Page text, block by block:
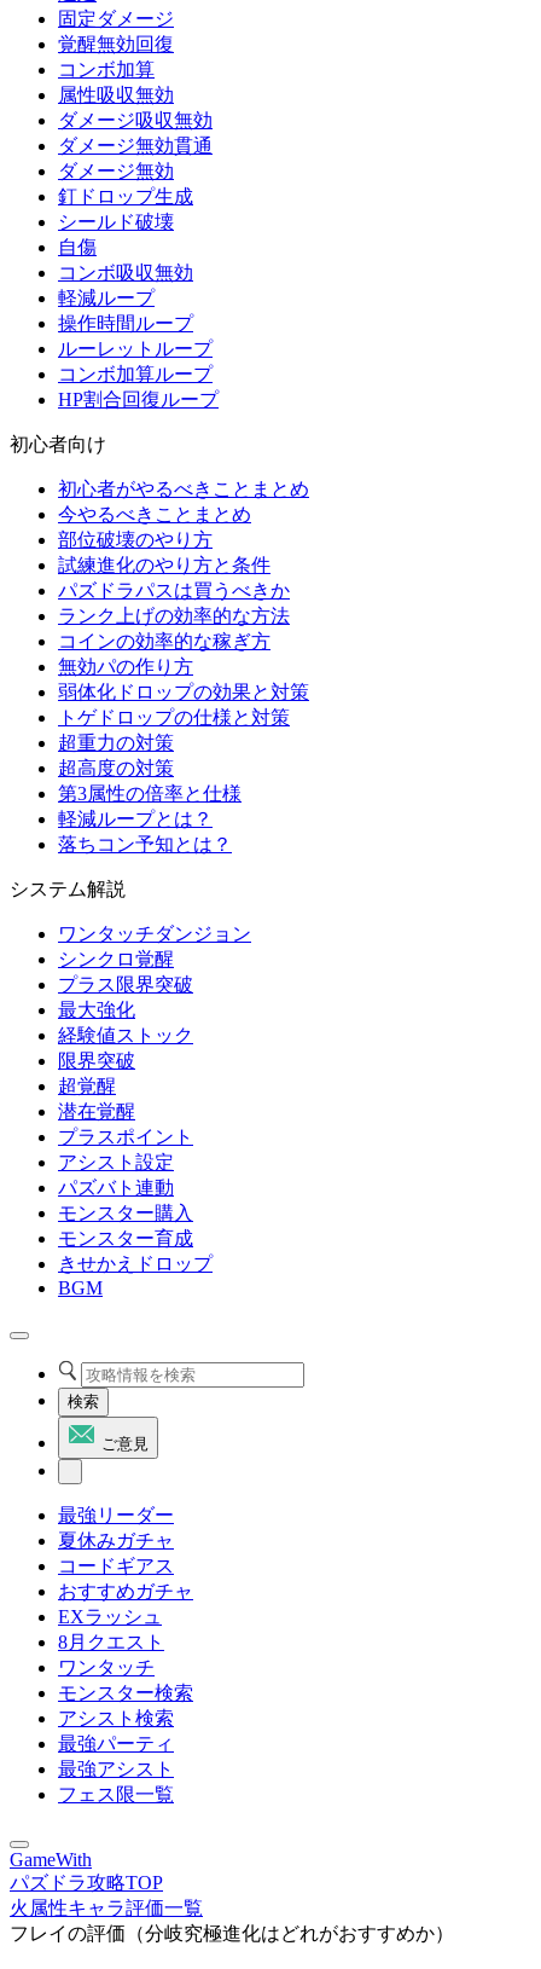
固定ダメージ
覚醒無効回復
コンボ加算
属性吸収無効
ダメージ吸収無効
ダメージ無効貫通
ダメージ無効
釘ドロップ生成
シールド破壊
自傷
コンボ吸収無効
軽減ループ
操作時間ループ
ルーレットループ
コンボ加算ループ
HP割合回復ループ
初心者向け
初心者がやるべきことまとめ
今やるべきことまとめ
部位破壊のやり方
試練進化のやり方と条件
パズドラパスは買うべきか
ランク上げの効率的な方法
コインの効率的な稼ぎ方
無効パの作り方
弱体化ドロップの効果と対策
トゲドロップの仕様と対策
超重力の対策
超高度の対策
第3属性の倍率と仕様
軽減ループとは？
落ちコン予知とは？
システム解説
ワンタッチダンジョン
シンクロ覚醒
プラス限界突破
最大強化
経験値ストック
限界突破
超覚醒
潜在覚醒
プラスポイント
アシスト設定
パズバト連動
モンスター購入
モンスター育成
きせかえドロップ
BGM
検索
ご意見
最強リーダー
夏休みガチャ
コードギアス
おすすめガチャ
EXラッシュ
8月クエスト
ワンタッチ
モンスター検索
アシスト検索
最強パーティ
最強アシスト
フェス限一覧
GameWith
パズドラ攻略TOP
火属性キャラ評価一覧
フレイの評価（分岐究極進化はどれがおすすめか）